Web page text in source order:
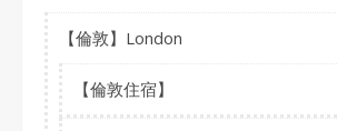
【倫敦】London
【倫敦住宿】